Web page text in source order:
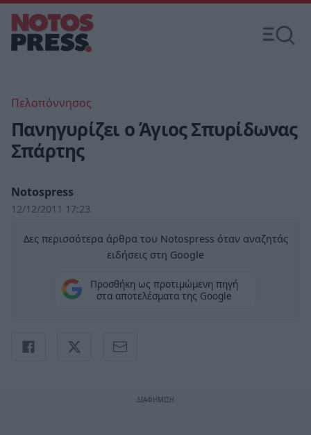
Πελοπόννησος
Πανηγυρίζει ο Άγιος Σπυρίδωνας
Σπάρτης
Notospress
12/12/2011 17:23
Δες περισσότερα άρθρα του Notospress όταν αναζητάς
ειδήσεις στη Google
Προσθήκη ως προτιμώμενη πηγή
στα αποτελέσματα της Google